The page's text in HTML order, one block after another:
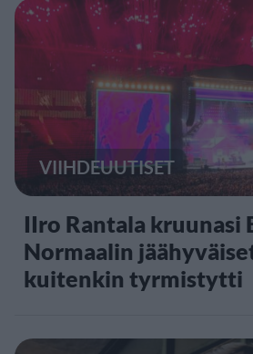
VIIHDEUUTISET
IIro Rantala kruunasi
Normaalin
kuitenkin tyrmistytti